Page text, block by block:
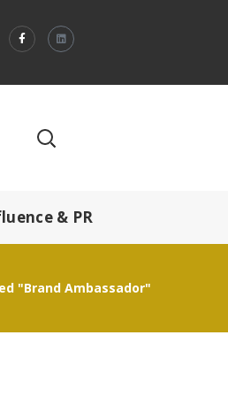
& PR
"brand Ambassador"